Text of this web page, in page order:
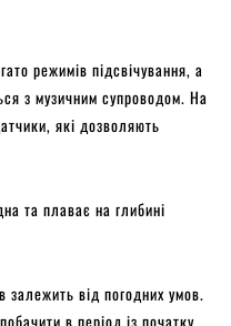
режимів підсвічування, а
з музичним супроводом. На
які дозволяють
та плаває на глибині
залежить від погодних умов.